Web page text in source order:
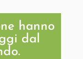
hanno
dal